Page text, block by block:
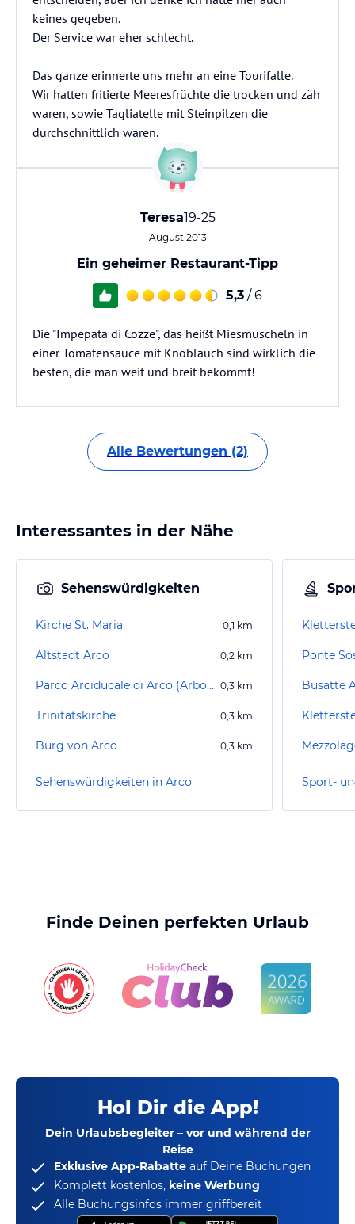
keines gegeben.
Der Service war eher schlecht.
Das ganze erinnerte uns mehr an eine Tourifalle.
Wir hatten fritierte Meeresfrüchte die trocken und zäh
waren, sowie Tagliatelle mit Steinpilzen die
durchschnittlich waren.
Teresa19-25
August 2013
Ein geheimer Restaurant-Tipp
5,3 / 6
Die "Impepata di Cozze", das heißt Miesmuscheln in
einer Tomatensauce mit Knoblauch sind wirklich die
besten, die man weit und breit bekommt!
Alle Bewertungen (2)
Interessantes in der Nähe
Sehenswürdigkeiten
Kirche St. Maria 0,1 km
Altstadt Arco 0,2 km
Parco Arciducale di Arco (Arboretum) 0,3 km
Trinitatskirche 0,3 km
Burg von Arco 0,3 km
Sehenswürdigkeiten in Arco
Busatte
Sport-
Finde Deinen perfekten Urlaub
Hol Dir die App!
Dein Urlaubsbegleiter – vor und während der
Reise
Exklusive App-Rabatte auf Deine Buchungen
Komplett kostenlos, keine Werbung
Alle Buchungsinfos immer griffbereit